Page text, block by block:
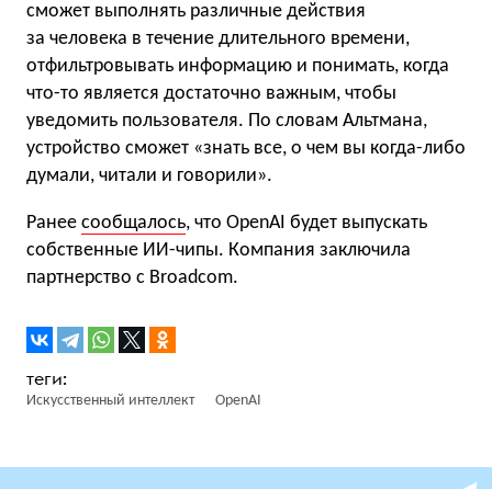
сможет выполнять различные действия
за человека в течение длительного времени,
отфильтровывать информацию и понимать, когда
что-то является достаточно важным, чтобы
уведомить пользователя. По словам Альтмана,
устройство сможет «знать все, о чем вы когда-либо
думали, читали и говорили».
Ранее сообщалось, что OpenAI будет выпускать
собственные ИИ-чипы. Компания заключила
партнерство с Broadcom.
Искусственный интеллект OpenAI